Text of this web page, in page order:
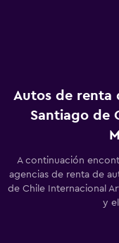
Autos de renta
Santiago de
A continuación
agencias de renta de
de Chile Internacional
y